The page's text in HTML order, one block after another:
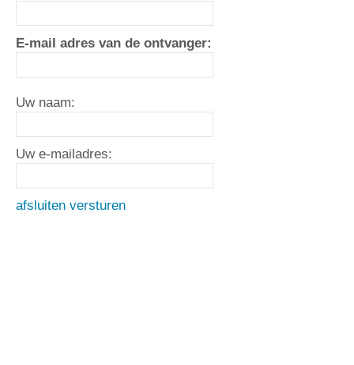
E-mail adres van de ontvanger:
Uw naam:
Uw e-mailadres:
afsluiten versturen